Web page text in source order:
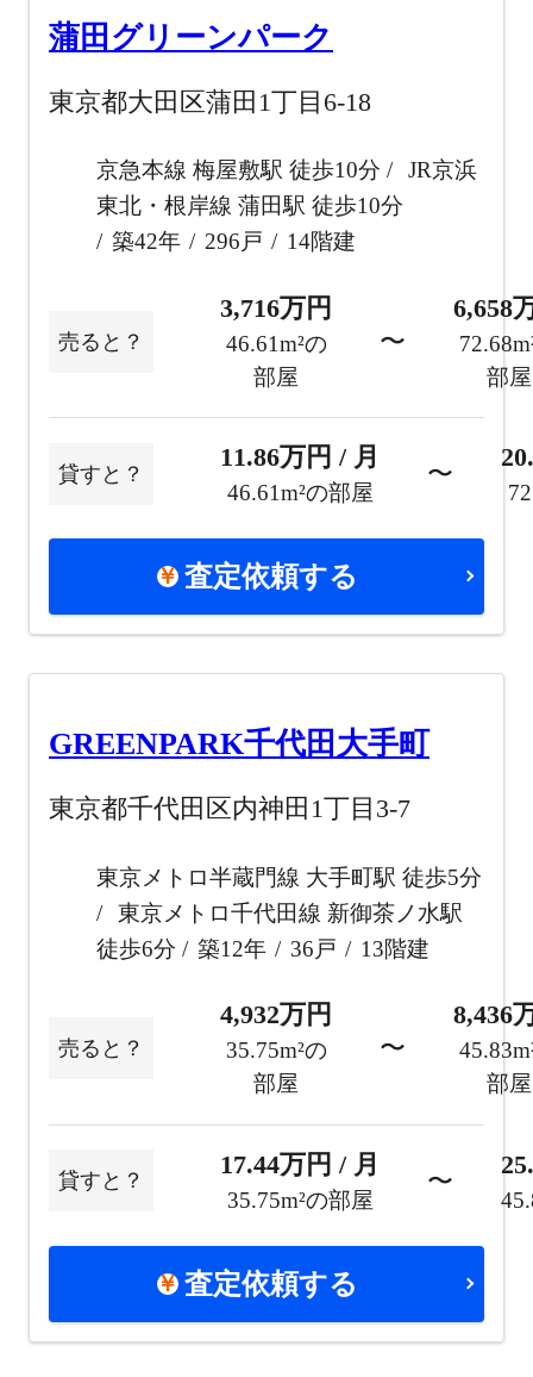
蒲田グリーンパーク
東京都大田区蒲田1丁目6-18
京急本線 梅屋敷駅 徒歩10分
JR京浜
東北・根岸線 蒲田駅 徒歩10分
築42年
296戸 14階建
売ると？
3,716万円
46.61m²の
部屋
〜
6,658
部屋
貸すと？
11.86万円 / 月
46.61m²の部屋
〜
査定依頼する
GREENPARK千代田大手町
東京都千代田区内神田1丁目3-7
東京メトロ半蔵門線 大手町駅 徒歩5分
東京メトロ千代田線 新御茶ノ水駅
徒歩6分
築12年 36戸 13階建
売ると？
4,932万円
35.75m²の
部屋
〜
8,436
部屋
貸すと？
17.44万円 / 月
35.75m²の部屋
〜
査定依頼する